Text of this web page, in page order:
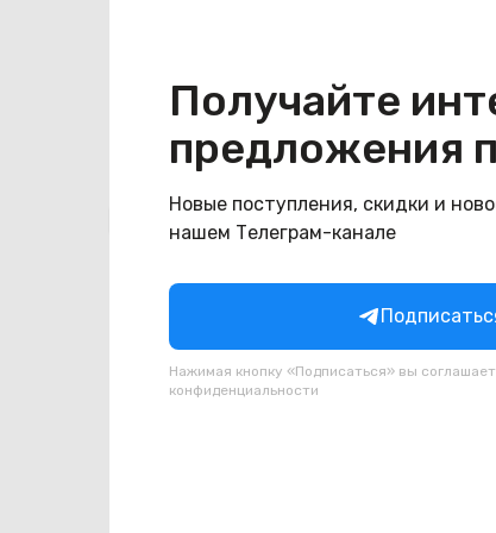
Получайте
предложения
Новые поступления, скидки и
нашем Телеграм-канале
Нажимая кнопку «Подписаться» вы
конфиденциальности
Похожие товары